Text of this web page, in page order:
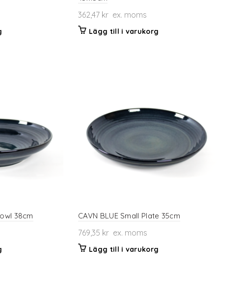
362,47 kr ex. moms
Lägg till i varukorg
38cm CAVN BLUE Small Plate 35cm
769,35 kr ex. moms
Lägg till i varukorg